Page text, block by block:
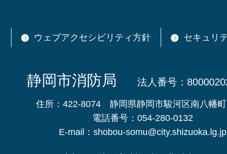
ウェブアクセシビリティ方針 セキュリ
静岡市消防局 法人番号：
住所：422-8074
静岡県静岡市駿河区南八幡
電話番号：054-280-0132
E-mail：shobou-somu@city.shizuoka.lg.jp